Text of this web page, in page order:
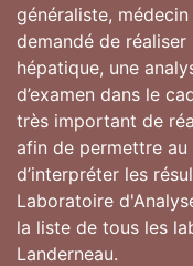
généraliste,
demandé de
hépatique, une
d’examen dans le
très important de
afin de permettre
d’interpréter les
Laboratoire
la liste de tous les
Landerneau.